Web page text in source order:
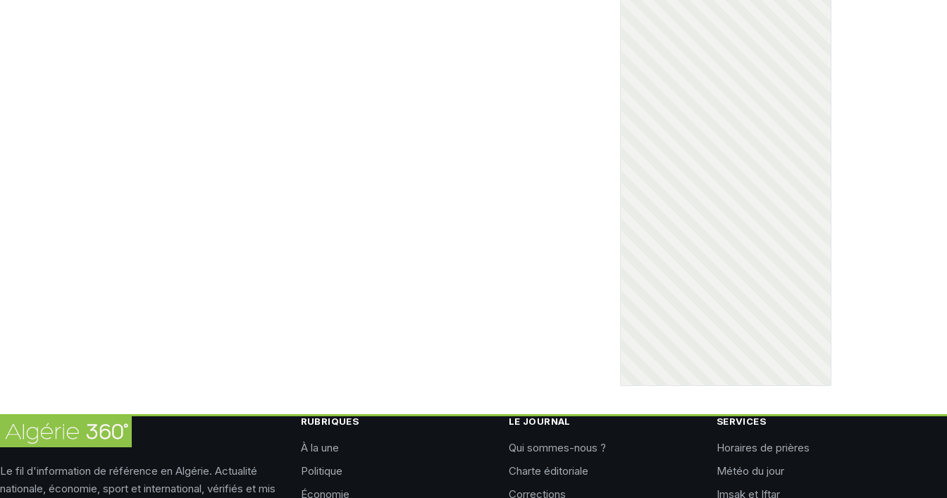
Le fil d'information de référence en Algérie. Actualité
nationale, économie, sport et international, vérifiés et mis
RUBRIQUES
À la une
Politique
Économie
LE JOURNAL
Qui sommes-nous ?
Charte éditoriale
Corrections
SERVICES
Horaires de prières
Météo du jour
Imsak et Iftar